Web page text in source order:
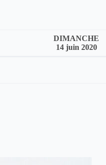
DIMANCHE
14 juin 2020